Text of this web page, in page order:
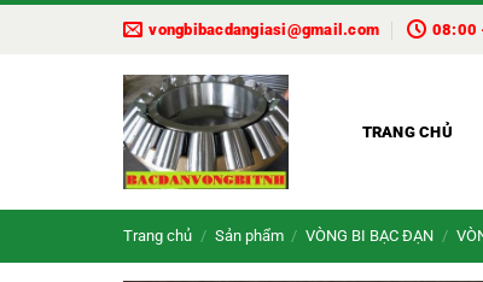
vongbibacdangiasi@gmail.com 08:00
TRANG CHỦ
Trang chủ / Sản phẩm / VÒNG BI BẠC ĐẠN /